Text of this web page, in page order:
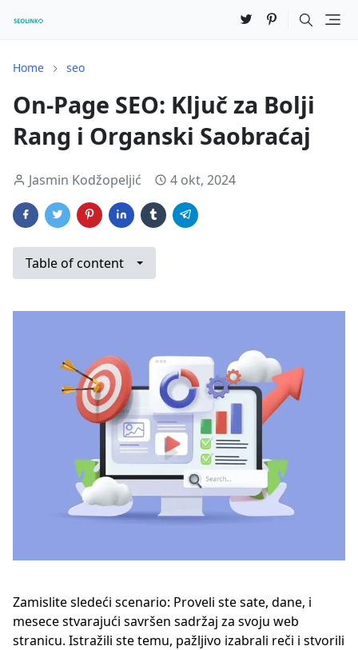
Home seo
On-Page SEO: Ključ za Bolji
Rang i Organski Saobraćaj
Jasmin Kodžopeljić 4 okt, 2024
Table of content
Zamislite sledeći scenario: Proveli ste sate, dane, i
mesece stvarajući savršen sadržaj za svoju web
stranicu. Istražili ste temu, pažljivo izabrali reči i stvorili